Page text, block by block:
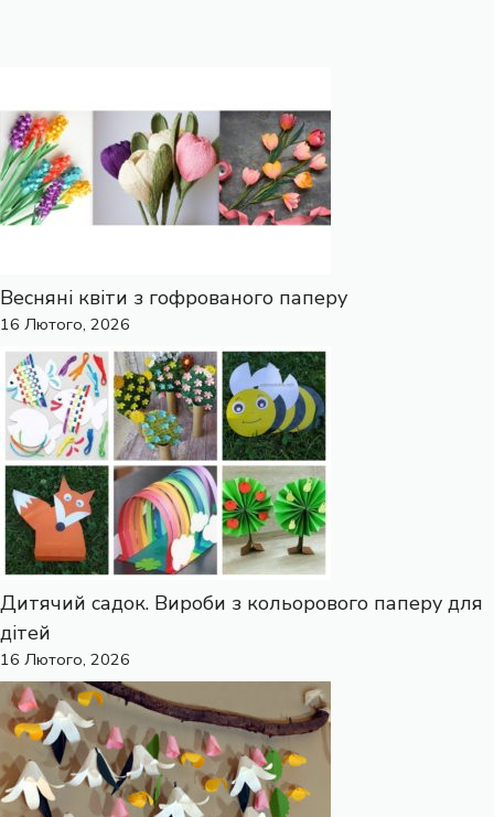
Весняні квіти з гофрованого паперу
16 Лютого, 2026
Дитячий садок. Вироби з кольорового паперу для
дітей
16 Лютого, 2026